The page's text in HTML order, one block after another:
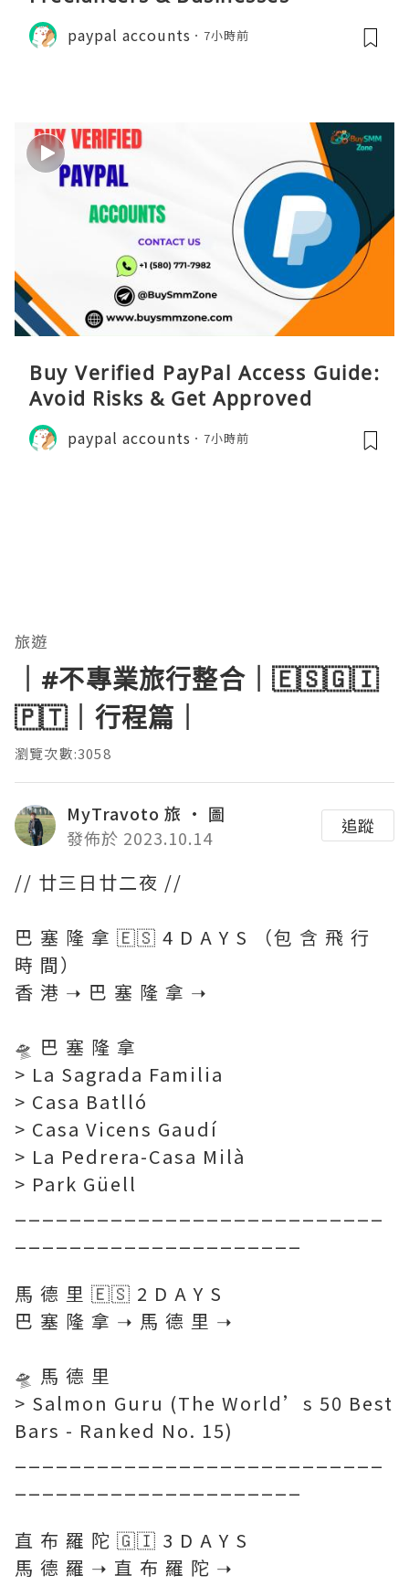
paypal accounts 7小時前
Buy Verified PayPal Access Guide:
Avoid Risks & Get Approved
paypal accounts 7小時前
旅遊
｜#不專業旅行整合｜🇪🇸🇬🇮
🇵🇹｜行程篇｜
瀏覽次數:3058
MyTravoto 旅 · 圖
發佈於 2023.10.14
追蹤
// 廿三日廿二夜 //
巴 塞 隆 拿 🇪🇸 4 D A Y S （包 含 飛 行
時 間）
香 港 ➝ 巴 塞 隆 拿 ➝
🛸 巴 塞 隆 拿
> La Sagrada Familia
> Casa Batlló
> Casa Vicens Gaudí
> La Pedrera-Casa Milà
> Park Güell
馬 德 里 🇪🇸 2 D A Y S
巴 塞 隆 拿 ➝ 馬 德 里 ➝
🛸 馬 德 里
> Salmon Guru (The World’s 50 Best
Bars - Ranked No. 15)
直 布 羅 陀 🇬🇮 3 D A Y S
馬 德 羅 ➝ 直 布 羅 陀 ➝